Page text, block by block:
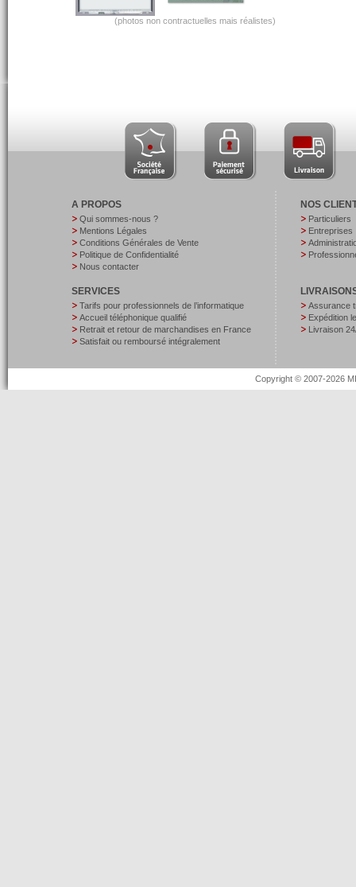
(photos non contractuelles mais réalistes)
A PROPOS
Qui sommes-nous ?
Mentions Légales
Conditions Générales de Vente
Politique de Confidentialité
Nous contacter
SERVICES
Tarifs pour professionnels de l’informatique
Accueil téléphonique qualifié
Retrait et retour de marchandises en France
Satisfait ou remboursé intégralement
NOS
Particuliers
Entreprises
Assurance
Expédition
Livraison
Copyright © 2007-2026